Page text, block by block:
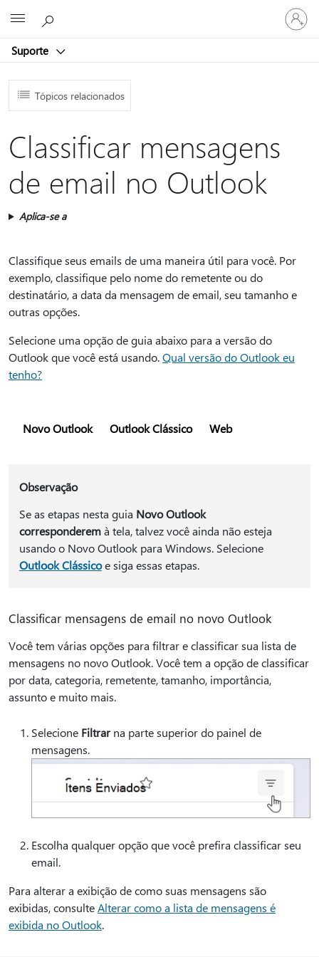
Suporte
Entre
em
sua
Tópicos relacionados
Classificar mensagens
de email no Outlook
Aplica-se a
Classifique seus emails de uma maneira útil para você. Por
exemplo, classifique pelo nome do remetente ou do
destinatário, a data da mensagem de email, seu tamanho e
outras opções.
Selecione uma opção de guia abaixo para a versão do
Outlook que você está usando.Qual versão do Outlook eu
tenho?
Novo Outlook Outlook Clássico Web
Observação
Se as etapas nesta guia Novo Outlook
corresponderemà tela, talvez você ainda não esteja
usando o Novo Outlook para Windows. Selecione
Outlook Clássicoe siga essas etapas.
Classificar mensagens de email no novo Outlook
Você tem várias opções para filtrar e classificar sua lista de
mensagens no novo Outlook. Você tem a opção de classificar
por data, categoria, remetente, tamanho, importância,
assunto e muito mais.
Selecione Filtrarna parte superior do painel de
mensagens.
Escolha qualquer opção que você prefira classificar seu
email.
Para alterar a exibição de como suas mensagens são
exibidas, consulteAlterar como a lista de mensagens é
exibida no Outlook.